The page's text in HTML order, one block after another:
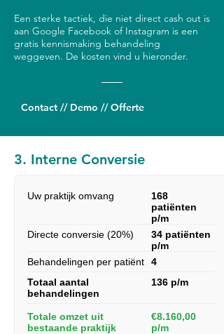
Een sterke tactiek, die niet direct cash out is
aan Google Facebook of Instagram is een
gratis kennismaking behandeling
weggeven. De kosten vind u hieronder.
Contact // Demo // Offerte
3. Interne Conversie
Uw praktijk omvang
168
patiënten
p/m
Directe conversie (20%)
34 patiënten
p/m
Behandelingen per patiënt
4
Totaal aantal
behandelingen
136 p/m
Totale omzet uit
bestaande praktijk
€8.160,00
p/m